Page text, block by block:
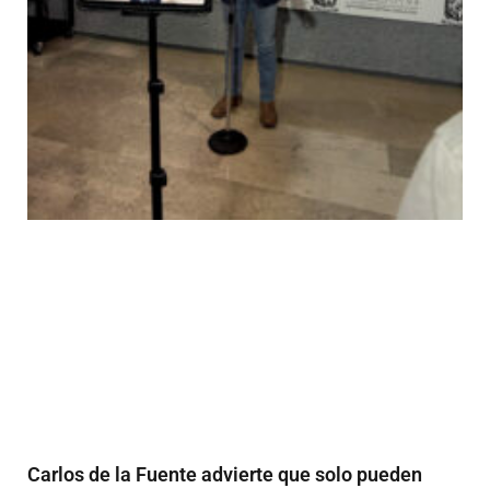
Carlos de la Fuente advierte que solo pueden